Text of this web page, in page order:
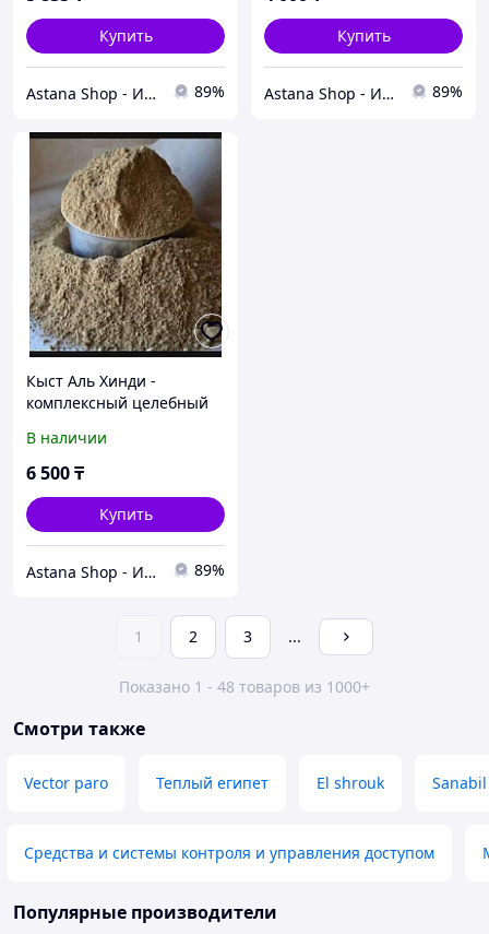
Купить
Astana Shop - Интернет Магазин 89%
Купить
Astana Shop - Интернет Магазин 89%
Кыст Аль Хинди -
комплексный целебный
В наличии
6 500₸
Купить
Astana Shop - Интернет Магазин 89%
1 2 3 ...
Показано 1 - 48 товаров из 1000+
Смотри также
Vector paro Теплый египет El shrouk Sanabil
Средства и системы контроля и управления доступом
Популярные производители